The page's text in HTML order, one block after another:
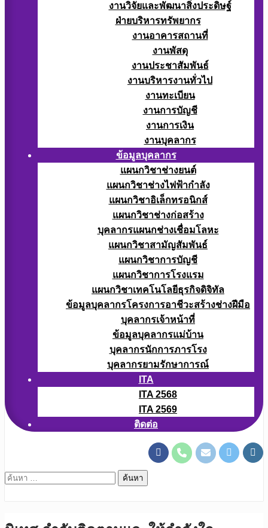
งานวิจัยและพัฒนาสิ่งประดิษฐ์
ฝ่ายบริหารทรัพยากร
งานอาคารสถานที่
งานพัสดุ
งานประชาสัมพันธ์
งานบริหารงานทั่วไป
งานทะเบียน
งานการบัญชี
งานการเงิน
งานบุคลากร
ข้อมูลบุคลากร
แผนกวิชาช่างยนต์
แผนกวิชาช่างไฟฟ้ากำลัง
แผนกวิชาอิเล็กทรอนิกส์
แผนกวิชาช่างก่อสร้าง
บุคลากรแผนกช่างเชื่อมโลหะ
แผนกวิชาสามัญสัมพันธ์
แผนกวิชาการบัญชี
แผนกวิชาการโรงแรม
แผนกวิชาเทคโนโลยีธุรกิจดิจิทัล
ข้อมูลบุคลากรโครงการอาชีวะสร้างช่างฝีมือ
บุคลากรเจ้าหน้าที่
ข้อมูลบุคลากรแม่บ้าน
บุคลากรนักการภารโรง
บุคลากรยามรักษาการณ์
ITA
ITA 2568
ITA 2569
ติดต่อ
ค้นหา